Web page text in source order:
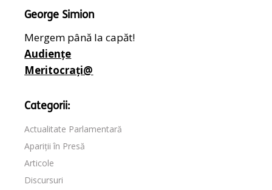
George Simion
Mergem până la capăt!
Audiențe
Meritocrați@
Categorii:
Actualitate Parlamentară
Apariții în Presă
Articole
Discursuri